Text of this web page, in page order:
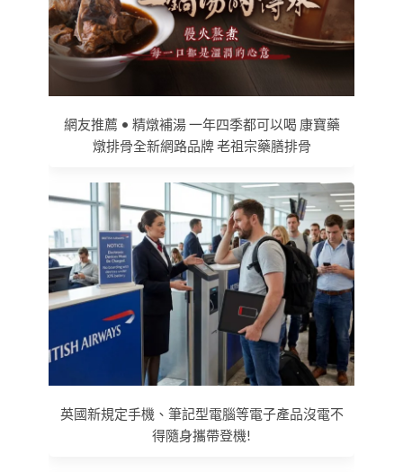
網友推薦 • 精燉補湯 一年四季都可以喝 康寶藥
燉排骨全新網路品牌 老祖宗藥膳排骨
英國新規定手機、筆記型電腦等電子產品沒電不
得隨身攜帶登機!